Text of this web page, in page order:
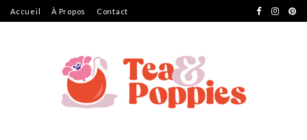
Accueil À Propos Contact